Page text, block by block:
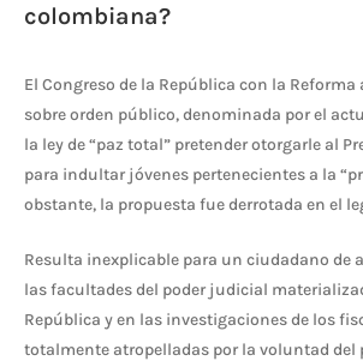
colombiana?
El Congreso de la República con la Reforma
sobre orden público, denominada por el
la ley de “paz total” pretender otorgarle al
para indultar jóvenes pertenecientes a la
obstante, la propuesta fue derrotada en el
Resulta inexplicable para un ciudadano de
las facultades del poder judicial
República y en las investigaciones de los
totalmente atropelladas por la voluntad del